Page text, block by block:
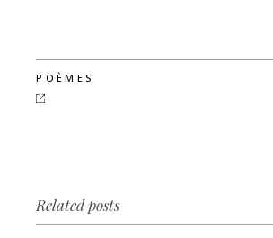
POÈMES
Related posts